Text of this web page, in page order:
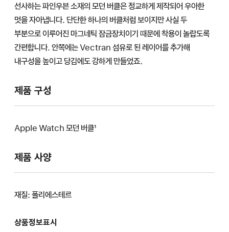
선사하는 파인우븐 소재의 모던 버클은 정교하게 제작되어 우아한
멋을 자아냅니다. 단단한 하나의 버클처럼 보이지만 사실 두
부분으로 이루어진 마그네틱 잠금장치이기 때문에 착용이 놀랍도록
간편합니다. 안쪽에는 Vectran 섬유로 된 레이어를 추가해
내구성을 높이고 당김에도 강하게 만들었죠.
제품 구성
Apple Watch 모던 버클¹
제품 사양
재질: 폴리에스테르
상품정보표시